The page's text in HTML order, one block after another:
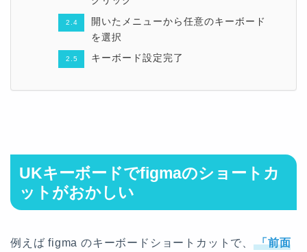
開いたメニューから任意のキーボード
を選択
キーボード設定完了
UKキーボードでfigmaのショートカ
ットがおかしい
例えば figma のキーボードショートカットで、
「前面